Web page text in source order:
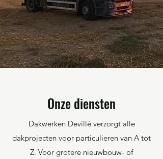
Onze diensten
Dakwerken Devillé verzorgt alle
dakprojecten voor particulieren van A tot
Z. Voor grotere nieuwbouw- of